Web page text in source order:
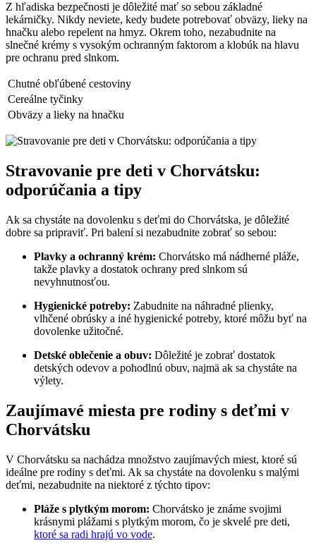
Z hľadiska bezpečnosti je dôležité mať so sebou základné
lekárničky. Nikdy neviete, kedy budete potrebovať obväzy, lieky na
hnačku alebo repelent na hmyz. Okrem toho, nezabudnite na
slnečné krémy s vysokým ochranným faktorom a klobúk na hlavu
pre ochranu pred slnkom.
Chutné obľúbené cestoviny
Cereálne tyčinky
Obväzy a lieky na hnačku
Stravovanie pre deti v Chorvátsku:
odporúčania a tipy
Ak sa chystáte na dovolenku s deťmi do Chorvátska, je dôležité
dobre sa pripraviť. Pri balení si nezabudnite zobrať so sebou:
Plavky a ochranný krém: Chorvátsko má nádherné pláže,
takže plavky a dostatok ochrany pred slnkom sú
nevyhnutnosťou.
Hygienické potreby: Zabudnite na náhradné plienky,
vlhčené obrúsky a iné hygienické potreby, ktoré môžu byť na
dovolenke užitočné.
Detské oblečenie a obuv: Dôležité je zobrať dostatok
detských odevov a pohodlnú obuv, najmä ak sa chystáte na
výlety.
Zaujímavé miesta pre rodiny s deťmi v
Chorvátsku
V Chorvátsku sa nachádza množstvo zaujímavých miest, ktoré sú
ideálne pre rodiny s deťmi. Ak sa chystáte na dovolenku s malými
deťmi, nezabudnite na niektoré z týchto tipov:
Pláže s plytkým morom: Chorvátsko je známe svojimi
krásnymi plážami s plytkým morom, čo je skvelé pre deti,
ktoré sa radi hrajú vo vode.